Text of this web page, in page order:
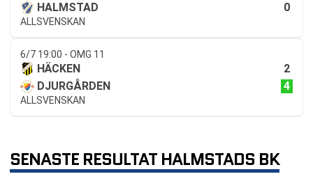
HALMSTAD 0
ALLSVENSKAN
6/7 19:00 - OMG 11
HÄCKEN
2
DJURGÅRDEN
4
ALLSVENSKAN
SENASTE RESULTAT HALMSTADS BK